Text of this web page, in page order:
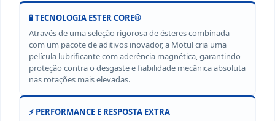
🧪 TECNOLOGIA ESTER CORE®
Através de uma seleção rigorosa de ésteres combinada
com um pacote de aditivos inovador, a Motul cria uma
película lubrificante com aderência magnética, garantindo
proteção contra o desgaste e fiabilidade mecânica absoluta
nas rotações mais elevadas.
⚡ PERFORMANCE E RESPOSTA EXTRA